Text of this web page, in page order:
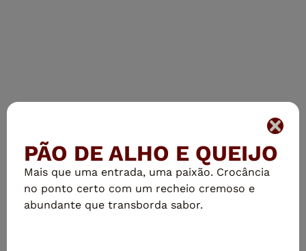
PÃO DE ALHO E QUEIJO
Mais que uma entrada, uma paixão. Crocância
no ponto certo com um recheio cremoso e
abundante que transborda sabor.